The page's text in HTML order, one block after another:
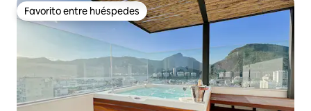
Favorito entre huéspedes
Favorito entre huéspedes